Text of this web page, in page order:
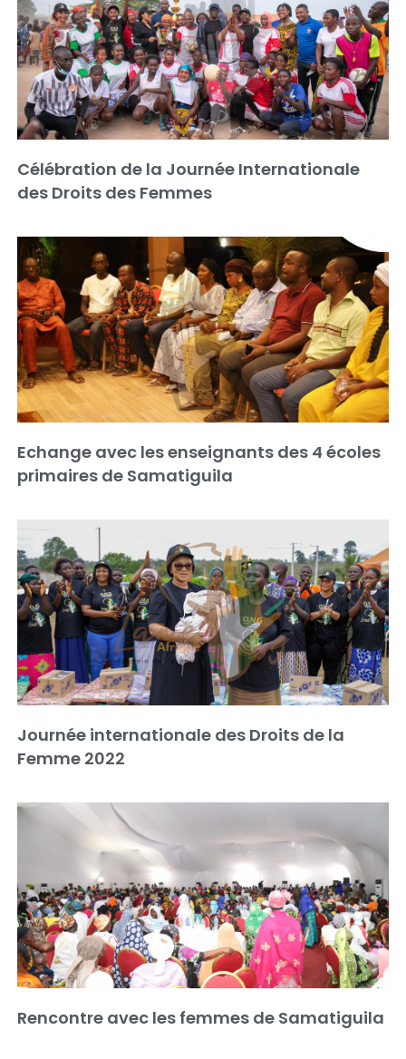
Célébration de la Journée Internationale
des Droits des Femmes
Echange avec les enseignants des 4 écoles
primaires de Samatiguila
Journée internationale des Droits de la
Femme 2022
Rencontre avec les femmes de Samatiguila